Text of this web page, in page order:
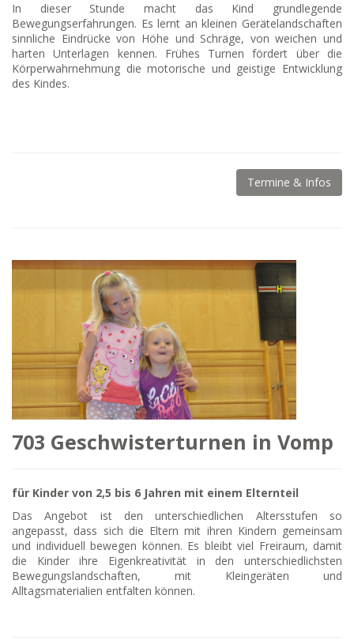
In dieser Stunde macht das Kind grundlegende
Bewegungserfahrungen. Es lernt an kleinen Gerätelandschaften
sinnliche Eindrücke von Höhe und Schräge, von weichen und
harten Unterlagen kennen. Frühes Turnen fördert über die
Körperwahrnehmung die motorische und geistige Entwicklung
des Kindes.
Termine & Infos
703 Geschwisterturnen in Vomp
für Kinder von 2,5 bis 6 Jahren mit einem Elternteil
Das Angebot ist den unterschiedlichen Altersstufen so
angepasst, dass sich die Eltern mit ihren Kindern gemeinsam
und individuell bewegen können. Es bleibt viel Freiraum, damit
die Kinder ihre Eigenkreativität in den unterschiedlichsten
Bewegungslandschaften, mit Kleingeräten und
Alltagsmaterialien entfalten können.